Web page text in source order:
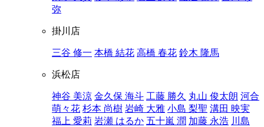
弥
掛川店
三谷 修一 本橋 結花 高橋 春花 鈴木 隆馬
浜松店
神谷 美涼 金久保 海斗 工藤 勝久 丸山 俊太朗 河合
萌々花 杉本 尚樹 岩崎 大雅 小島 梨聖 溝田 映実
福上 愛莉 岩瀬 はるか 五十嵐 潤 加藤 永浩 川島